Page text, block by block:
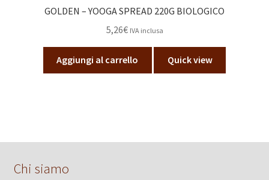
GOLDEN – YOOGA SPREAD 220G BIOLOGICO
5,26€ IVA inclusa
Aggiungi al carrello Quick view
Chi siamo